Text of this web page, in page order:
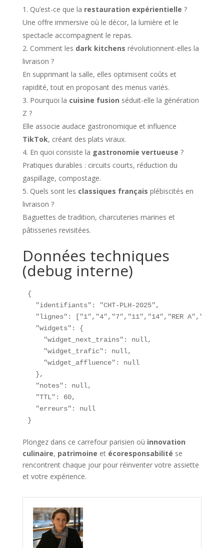
Qu’est-ce que la restauration expérientielle ?
Une offre immersive où le décor, la lumière et le
spectacle accompagnent le repas.
Comment les dark kitchens révolutionnent-elles la
livraison ?
En supprimant la salle, elles optimisent coûts et
rapidité, tout en proposant des menus variés.
Pourquoi la cuisine fusion séduit-elle la génération
Z ?
Elle associe audace gastronomique et influence
TikTok, créant des plats viraux.
En quoi consiste la gastronomie vertueuse ?
Pratiques durables : circuits courts, réduction du
gaspillage, compostage.
Quels sont les classiques français plébiscités en
livraison ?
Baguettes de tradition, charcuteries marines et
pâtisseries revisitées.
Données techniques
(debug interne)
{
  "identifiants": "CHT-PLH-2025",
"lignes": ["1","4","7","11","14","RER A","RER
  "widgets": {
    "widget_next_trains": null,
    "widget_trafic": null,
    "widget_affluence": null
  },
  "notes": null,
  "TTL": 60,
  "erreurs": null
}
Plongez dans ce carrefour parisien où innovation
culinaire, patrimoine et écoresponsabilité se
rencontrent chaque jour pour réinventer votre assiette
et votre expérience.